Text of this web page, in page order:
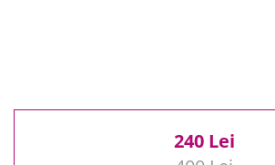
240 Lei